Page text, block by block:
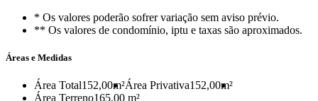
* Os valores poderão sofrer variação sem aviso prévio.
** Os valores de condomínio, iptu e taxas são aproximados.
Áreas e Medidas
Área Total152,00m²Área Privativa152,00m²
Área Terreno165,00 m²